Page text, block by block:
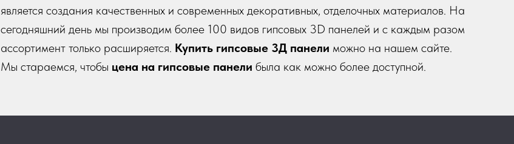
является создания качественных и современных декоративных, отделочных материалов. На
сегодняшний день мы производим более 100 видов гипсовых 3D панелей и с каждым разом
ассортимент только расширяется. Купить гипсовые 3Д панели можно на нашем сайте.
Мы стараемся, чтобы цена на гипсовые панели была как можно более доступной.